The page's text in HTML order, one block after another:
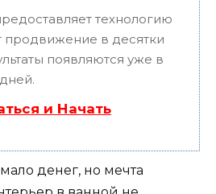
технологию
продвижение в десятки
появляются уже в
и Начать